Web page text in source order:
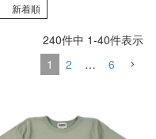
新着順
240件中 1-40件表示
1
2 … 6